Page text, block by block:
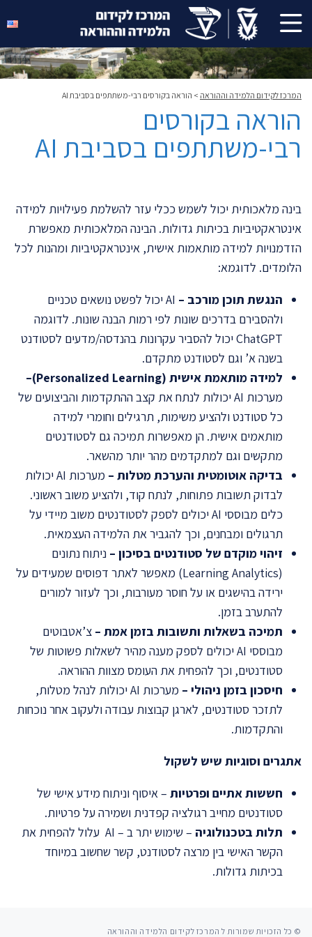
המרכז לקידום הלמידה וההוראה > הוראה בקורסים רבי-משתתפים בסביבת AI
הוראה בקורסים
רבי-משתתפים בסביבת AI
בינה מלאכותית יכול לשמש ככלי עזר להשלמת פעילויות למידה
אינטראקטיביות בכיתות גדולות. הבינה המלאכותית מאפשרת
הזדמנויות למידה מותאמות אישית, אינטראקטיביות ומהנות לכל
הלומדים. לדוגמא:
הנגשת תוכן מורכב –
AI יכול לפשט נושאים טכניים
ולהסבירם בדרכים שונות לפי רמות הבנה שונות. לדוגמה
ChatGPT יכול להסביר עקרונות בהנדסה/מדעים לסטודנט
בשנה א’ וגם לסטודנט מתקדם.
למידה מותאמת אישית (Personalized Learning)
–
מערכות AI יכולות לנתח את קצב ההתקדמות והביצועים של
כל סטודנט ולהציע משימות, תרגילים וחומרי למידה
מותאמים אישית. הן מאפשרות תמיכה גם לסטודנטים
מתקשים וגם למתקדמים מהר יותר מהשאר.
בדיקה אוטומטית והערכת מטלות –
מערכות AI יכולות
לבדוק תשובות פתוחות, לנתח קוד, ולהציע משוב ראשוני.
כלים מבוססי AI יכולים לספק לסטודנטים משוב מיידי על
תרגולים ומבחנים, וכך להגביר את הלמידה העצמאית.
זיהוי מוקדם של סטודנטים בסיכון – ניתוח נתונים
(Learning Analytics) מאפשר לאתר דפוסים שמעידים על
ירידה בהישגים או על חוסר מעורבות, וכך לעזור למורים
להתערב בזמן.
תמיכה בשאלות ותשובות בזמן אמת – צ’אטבוטים
מבוססי AI יכולים לספק מענה מהיר לשאלות פשוטות של
סטודנטים, וכך להפחית את העומס מצוות ההוראה.
חיסכון בזמן ניהולי –
מערכות AI יכולות לנהל מטלות,
לתזכר סטודנטים, לארגן קבוצות עבודה ולעקוב אחר נוכחות
והתקדמות.
אתגרים וסוגיות שיש לשקול
חששות אתיים ופרטיות – איסוף וניתוח מידע אישי של
סטודנטים מחייב רגולציה קפדנית ושמירה על פרטיות.
תלות בטכנולוגיה
– שימוש יתר ב – AI עלול להפחית את
הקשר האישי בין מרצה לסטודנט, קשר שחשוב במיוחד
בכיתות גדולות.
© כל הזכויות שמורות ל המרכז לקידום הלמידה וההוראה